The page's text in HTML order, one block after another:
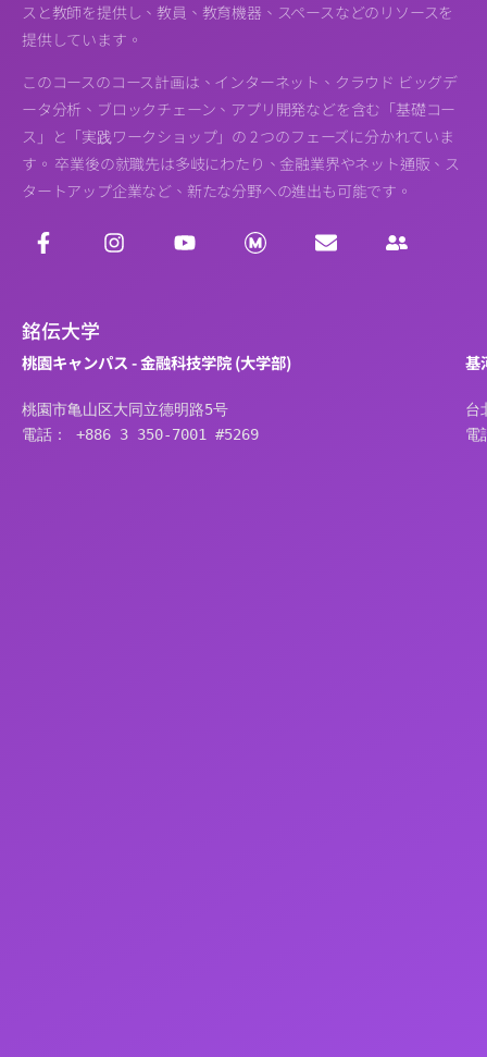
スと教師を提供し、教員、教育機器、スペースなどのリソースを
提供しています。
このコースのコース計画は、インターネット、クラウド ビッグデ
ータ分析、ブロックチェーン、アプリ開発などを含む「基礎コー
ス」と「実践ワークショップ」の 2 つのフェーズに分かれていま
す。 卒業後の就職先は多岐にわたり、金融業界やネット通販、ス
タートアップ企業など、新たな分野への進出も可能です。
銘伝大学
桃園キャンパス - 金融科技学院 (大学部)
桃園市亀山区大同立德明路5号
電話： +886 3 350-7001 #5269
基
台
電